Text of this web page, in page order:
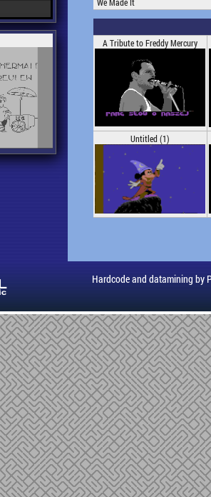
A Tribute to Freddy Mercury
Untitled (1)
Hardcode and datamining by